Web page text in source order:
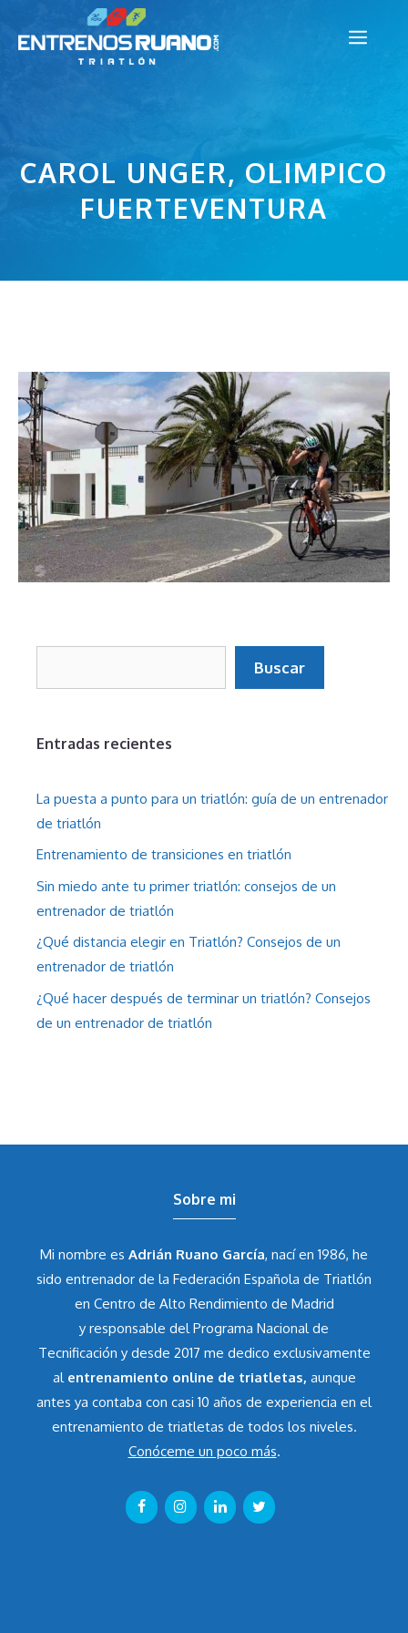
CAROL UNGER, OLIMPICO
FUERTEVENTURA
Buscar
Entradas recientes
La puesta a punto para un triatlón: guía de un entrenador
de triatlón
Entrenamiento de transiciones en triatlón
Sin miedo ante tu primer triatlón: consejos de un
entrenador de triatlón
¿Qué distancia elegir en Triatlón? Consejos de un
entrenador de triatlón
¿Qué hacer después de terminar un triatlón? Consejos
de un entrenador de triatlón
Sobre mi
Mi nombre es Adrián Ruano García, nací en 1986, he
sido entrenador de la Federación Española de Triatlón
en Centro de Alto Rendimiento de Madrid
y responsable del Programa Nacional de
Tecnificación y desde 2017 me dedico exclusivamente
al entrenamiento online de triatletas, aunque
antes ya contaba con casi 10 años de experiencia en el
entrenamiento de triatletas de todos los niveles.
Conóceme un poco más.